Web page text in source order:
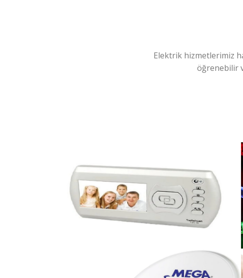
Elektrik hizmetlerimiz
öğrenebilir